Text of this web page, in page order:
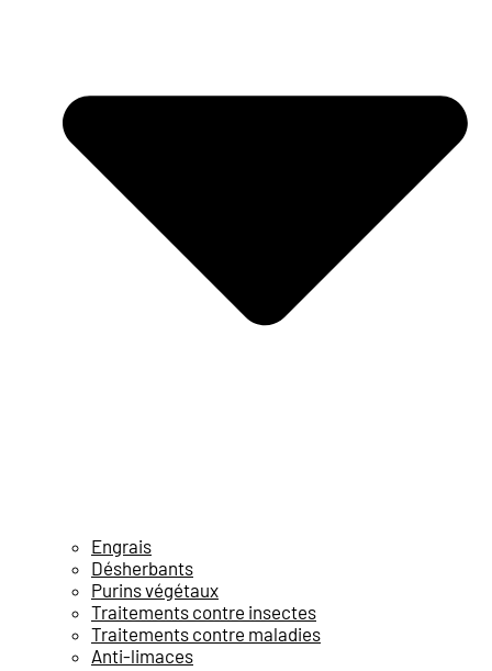
Engrais
Désherbants
Purins végétaux
Traitements contre insectes
Traitements contre maladies
Anti-limaces